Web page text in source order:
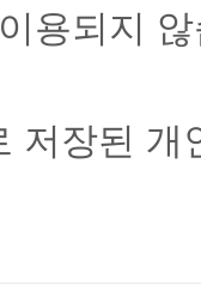
용되지
저장된